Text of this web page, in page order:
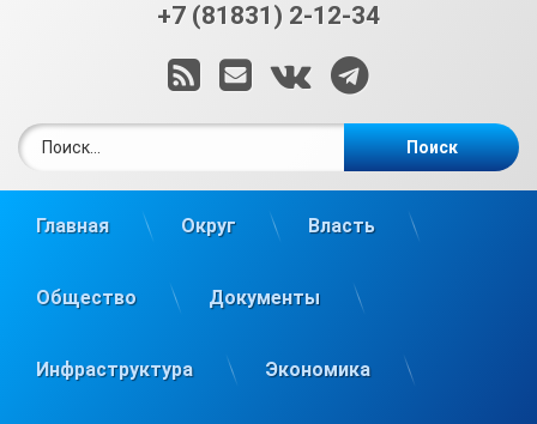
+7 (81831) 2-12-34
RSSE-mailВКонтакте
Telegram
Главная Округ Власть
Общество Документы
Инфраструктура Экономика